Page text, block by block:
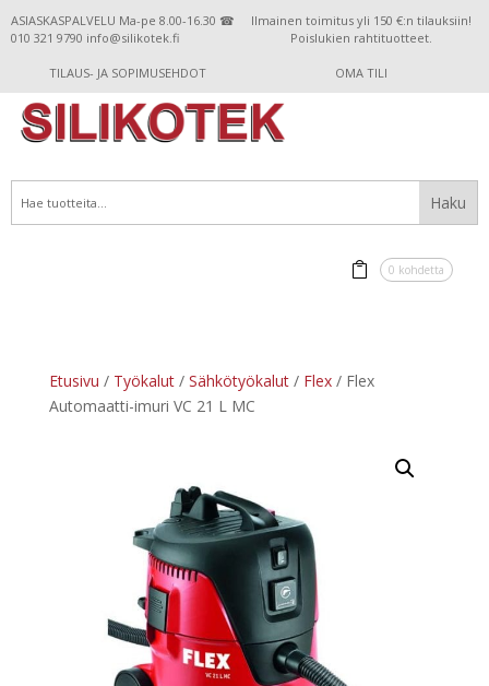
ASIASKASPALVELU Ma-pe 8.00-16.30 ☎
010 321 9790 info@silikotek.fi
Ilmainen toimitus yli 150 €:n tilauksiin!
Poislukien rahtituotteet.
TILAUS- JA SOPIMUSEHDOT OMA TILI
0 kohdetta
Etusivu / Työkalut/ Sähkötyökalut/ Flex/ Flex
Automaatti-imuri VC 21 L MC